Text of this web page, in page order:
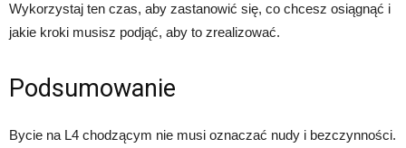
Wykorzystaj ten czas, aby zastanowić się, co chcesz osiągnąć i
jakie kroki musisz podjąć, aby to zrealizować.
Podsumowanie
Bycie na L4 chodzącym nie musi oznaczać nudy i bezczynności.